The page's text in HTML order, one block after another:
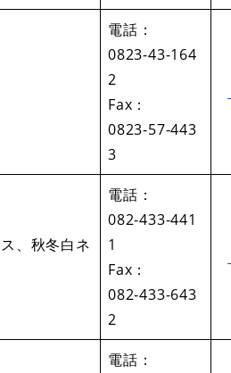
電話：
0823-43-164
2
Fax：
0823-57-443
3
、秋冬白ネ
電話：
082-433-441
1
Fax：
082-433-643
2
電話：